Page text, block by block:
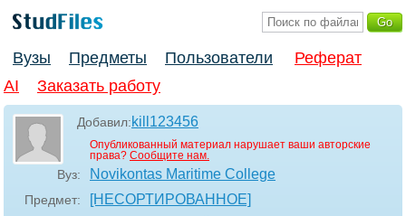
Вузы Предметы Пользователи
Реферат
AI
Заказать работу
Добавил:kill123456
Опубликованный материал нарушает ваши авторские
права? Сообщите нам.
Вуз: Novikontas Maritime College
Предмет: [НЕСОРТИРОВАННОЕ]